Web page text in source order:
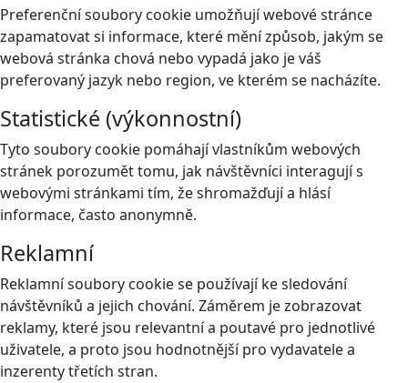
Preferenční soubory cookie umožňují webové stránce
zapamatovat si informace, které mění způsob, jakým se
webová stránka chová nebo vypadá jako je váš
preferovaný jazyk nebo region, ve kterém se nacházíte.
Statistické (výkonnostní)
Tyto soubory cookie pomáhají vlastníkům webových
stránek porozumět tomu, jak návštěvníci interagují s
webovými stránkami tím, že shromažďují a hlásí
informace, často anonymně.
Reklamní
Reklamní soubory cookie se používají ke sledování
návštěvníků a jejich chování. Záměrem je zobrazovat
reklamy, které jsou relevantní a poutavé pro jednotlivé
uživatele, a proto jsou hodnotnější pro vydavatele a
inzerenty třetích stran.